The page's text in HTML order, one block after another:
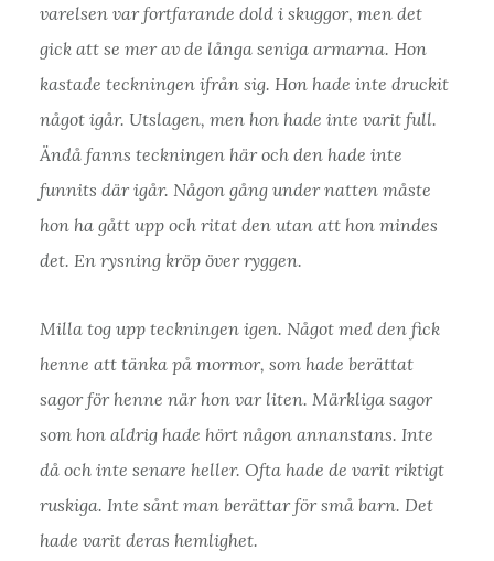
varelsen var fortfarande dold i skuggor, men det
gick att se mer av de långa seniga armarna. Hon
kastade teckningen ifrån sig. Hon hade inte druckit
något igår. Utslagen, men hon hade inte varit full.
Ändå fanns teckningen här och den hade inte
funnits där igår. Någon gång under natten måste
hon ha gått upp och ritat den utan att hon mindes
det. En rysning kröp över ryggen.
Milla tog upp teckningen igen. Något med den fick
henne att tänka på mormor, som hade berättat
sagor för henne när hon var liten. Märkliga sagor
som hon aldrig hade hört någon annanstans. Inte
då och inte senare heller. Ofta hade de varit riktigt
ruskiga. Inte sånt man berättar för små barn. Det
hade varit deras hemlighet.